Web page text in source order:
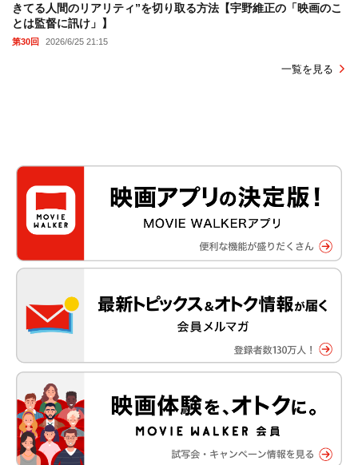
きてる人間のリアリティ”を切り取る方法【宇野維正の「映画のこ
とは監督に訊け」】
第30回 2026/6/25 21:15
一覧を見る